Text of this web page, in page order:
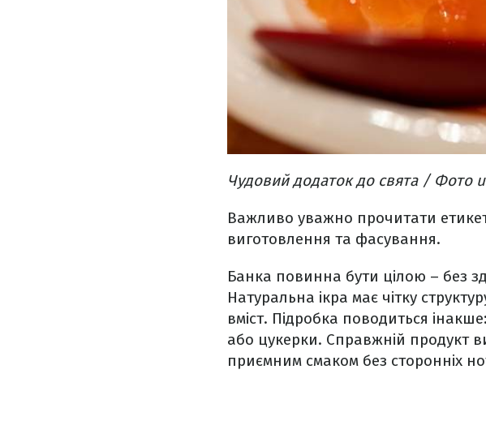
Чудовий додаток до свята / Фото
Важливо уважно прочитати
виготовлення та фасування.
Банка повинна бути цілою – без
Натуральна ікра має чітку
вміст. Підробка поводиться
або цукерки. Справжній продукт
приємним смаком без сторонніх